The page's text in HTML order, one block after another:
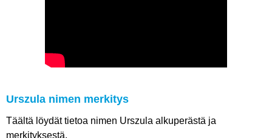
Urszula nimen merkitys
Täältä löydät tietoa nimen Urszula alkuperästä ja
merkityksestä.